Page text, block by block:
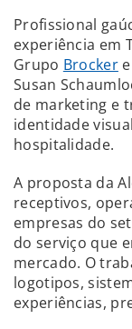
Profissional
experiência em
Grupo Brockere
Susan
de marketing e
identidade
hospitalidade.
A proposta da
receptivos,
empresas do
do serviço que
mercado. O
logotipos,
experiências,